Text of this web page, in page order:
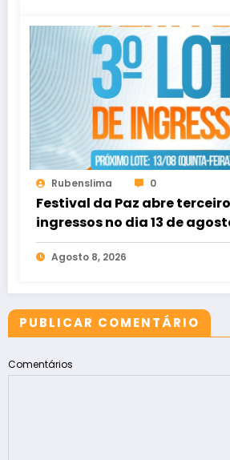
Rubenslima 0
Festival da Paz abre
ingressos no dia 13 de
Agosto 8, 2026
PUBLICAR COMENTÁRIO
Comentários